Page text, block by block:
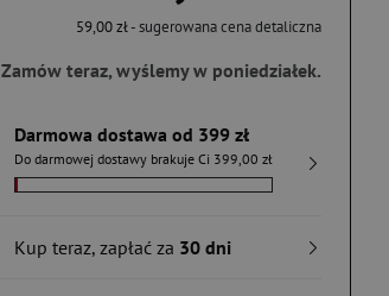
59,00 zł- sugerowana cena detaliczna
Zamów teraz, wyślemy w poniedziałek.
Darmowa dostawa od 399 zł
Do darmowej dostawy brakuje Ci 399,00 zł
Kup teraz, zapłać za 30 dni